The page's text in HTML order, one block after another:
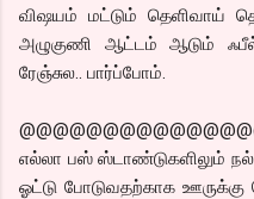
விஷயம் மட்டும் தெளிவாய்
அழுகுணி ஆட்டம் ஆடும்
ரேஞ்சுல.. பார்ப்போம்.
எல்லா பஸ் ஸ்டாண்டுகளிலும்
ஓட்டு போடுவதற்காக